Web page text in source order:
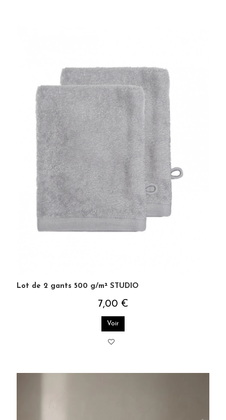
Lot de 2 gants 500 g/m² STUDIO
7,00 €
Voir